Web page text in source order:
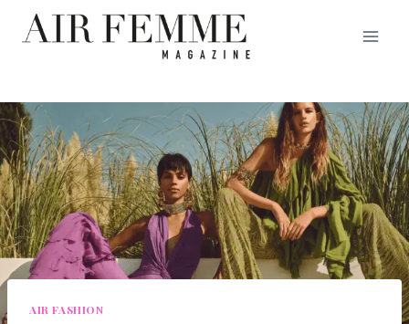
Saltar
AIR FASHION